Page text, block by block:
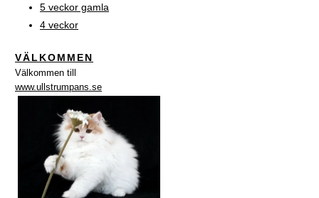
5 veckor gamla
4 veckor
VÄLKOMMEN
Välkommen till
www.ullstrumpans.se